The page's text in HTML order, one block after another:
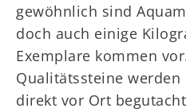
gewöhnlich sind
doch auch einige
Exemplare kommen
Qualitätssteine
direkt vor Ort